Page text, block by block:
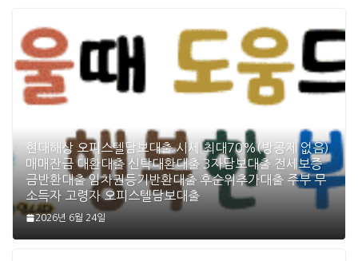
현대해상 오피스텔담보대출 시세 최대70%(방공제 없음)
매매잔금 대환대출 신탁대환대출 3자담보대출 전세보증
금반환대출 임차권등기반환대출 후순위추가대출 주부 무
소득자 고령자 오피스텔담보대출
2026년 6월 24일